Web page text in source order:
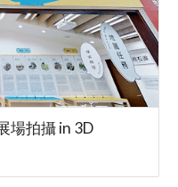
場拍攝 in 3D